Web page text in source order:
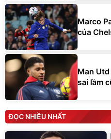
Marco
của
Man
sai lầm
ĐỌC NHIỀU NHẤT